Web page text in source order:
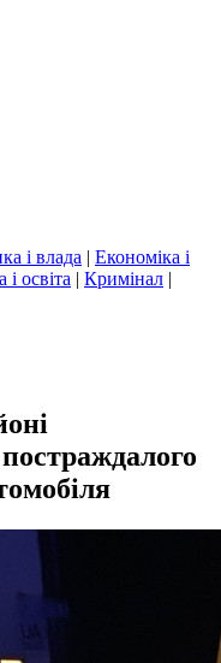
і влада | Економіка і
і освіта | Кримінал |